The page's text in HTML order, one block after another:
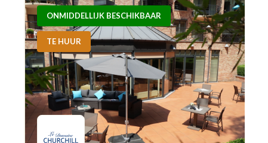
ONMIDDELLIJK BESCHIKBAAR
TE HUUR